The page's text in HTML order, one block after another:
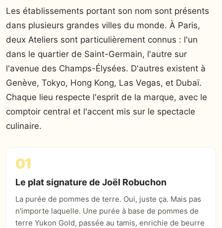
Les établissements portant son nom sont présents
dans plusieurs grandes villes du monde. À Paris,
deux Ateliers sont particulièrement connus : l'un
dans le quartier de Saint-Germain, l'autre sur
l'avenue des Champs-Élysées. D'autres existent à
Genève, Tokyo, Hong Kong, Las Vegas, et Dubaï.
Chaque lieu respecte l'esprit de la marque, avec le
comptoir central et l'accent mis sur le spectacle
culinaire.
01
Le plat signature de Joël Robuchon
La purée de pommes de terre. Oui, juste ça. Mais pas
n'importe laquelle. Une purée à base de pommes de
terre Yukon Gold, passée au tamis, enrichie de beurre